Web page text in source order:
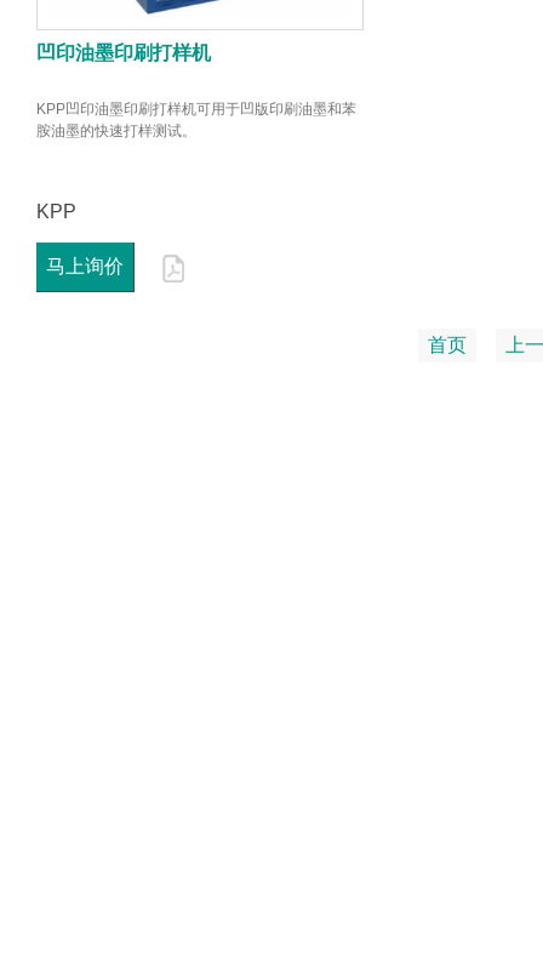
凹印油墨印刷打样机
KPP凹印油墨印刷打样机可用于凹版印刷油墨和苯
胺油墨的快速打样测试。
KPP
马上询价
首页 上